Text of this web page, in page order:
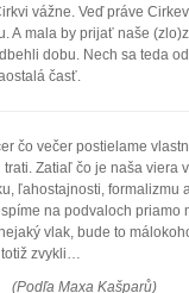
vážne. Veď práve
A mala by prijať naše
dobu. Nech sa teda
časť.
čo večer postielame
Zatiaľ čo je naša viera
ľahostajnosti, formalizmu
na podvaloch priamo
vlak, bude to
zvykli…
(Podľa Maxa Kašparů)